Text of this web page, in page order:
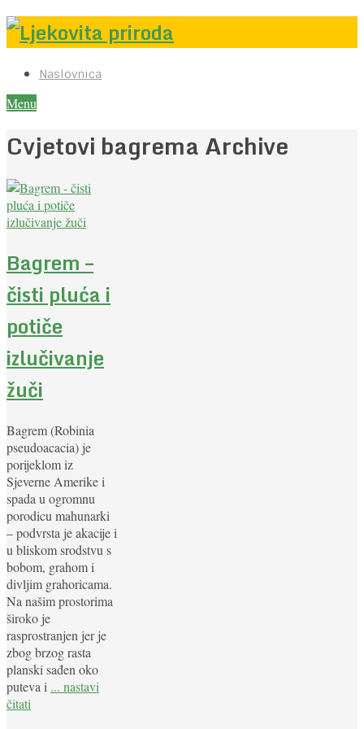
Naslovnica
Menu
Cvjetovi bagrema Archive
Bagrem –
čisti pluća i
potiče
izlučivanje
žuči
Bagrem (Robinia
pseudoacacia) je
porijeklom iz
Sjeverne Amerike i
spada u ogromnu
porodicu mahunarki
– podvrsta je akacije i
u bliskom srodstvu s
bobom, grahom i
divljim grahoricama.
Na našim prostorima
široko je
rasprostranjen jer je
zbog brzog rasta
planski sađen oko
puteva i ... nastavi
čitati